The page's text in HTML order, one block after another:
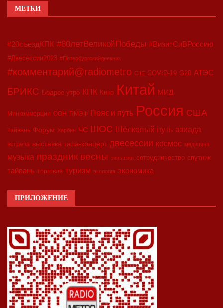
МЕТКИ
#20съездКПК #80летВеликойПобеды #ВизитСиВРоссию
#Двесессии2023 #Петербургскийдневник
#комментарий@radiometro CIIE COVID-19 G20 АТЭС
БРИКС Бодрое утро КПК Кино Китай МИД
Минкоммерции ООН ПМЭФ Пояс и путь Россия США
Тайвань Форум Харбин ЧС ШОС Шёлковый путь азиада
встреча выставка гала-концерт двесессии космос медицина
музыка праздник весны синьцзян сотрудничество спутник
тайвань торговля туризм экология экономика
ПРИЛОЖЕНИЕ